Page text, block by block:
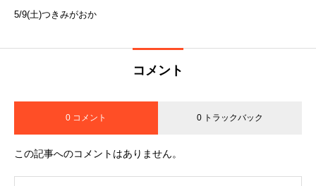
5/9(土)つきみがおか
コメント
0 コメント 0 トラックバック
この記事へのコメントはありません。